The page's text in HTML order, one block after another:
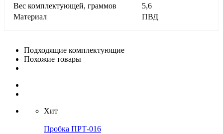
Вес комплектующей, граммов
5,6
Материал
ПВД
Подходящие комплектующие
Похожие товары
Хит
Пробка ПРТ-016